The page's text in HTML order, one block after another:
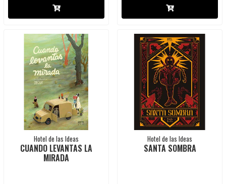
Hotel de las Ideas
CUANDO LEVANTAS LA
MIRADA
Hotel de las Ideas
SANTA SOMBRA